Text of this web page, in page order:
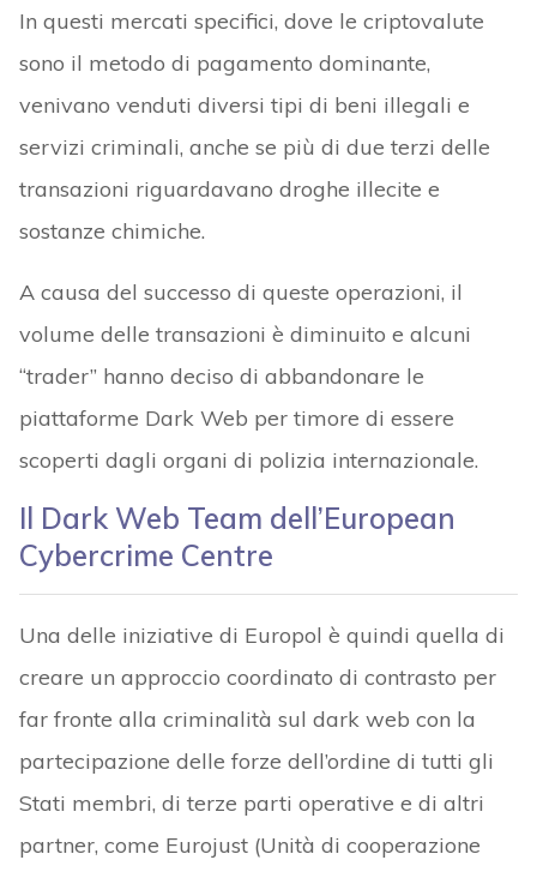
In questi mercati specifici, dove le criptovalute
sono il metodo di pagamento dominante,
venivano venduti diversi tipi di beni illegali e
servizi criminali, anche se più di due terzi delle
transazioni riguardavano droghe illecite e
sostanze chimiche.
A causa del successo di queste operazioni, il
volume delle transazioni è diminuito e alcuni
“trader” hanno deciso di abbandonare le
piattaforme Dark Web per timore di essere
scoperti dagli organi di polizia internazionale.
Il Dark Web Team dell’European
Cybercrime Centre
Una delle iniziative di Europol è quindi quella di
creare un approccio coordinato di contrasto per
far fronte alla criminalità sul dark web con la
partecipazione delle forze dell’ordine di tutti gli
Stati membri, di terze parti operative e di altri
partner, come Eurojust (Unità di cooperazione